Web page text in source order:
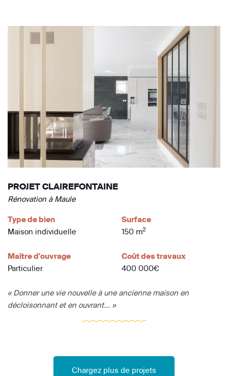
PROJET CLAIREFONTAINE
Rénovation à Maule
Type de bien
Maison individuelle
Surface
150 m2
Maître d'ouvrage
Particulier
Coût des travaux
400 000€
« Donner une vie nouvelle à une ancienne maison en
décloisonnant et en ouvrant... »
Chargez plus de projets